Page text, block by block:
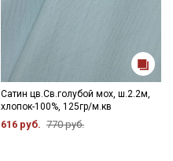
Сатин цв.Св.голубой мох, ш.2.2м,
хлопок-100%, 125гр/м.кв
616 руб. 770 руб.